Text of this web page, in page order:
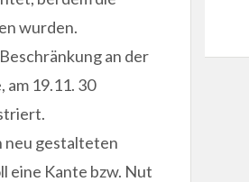
wurden.
an der
19.11. 30
neu gestalteten
eine Kante bzw. Nut